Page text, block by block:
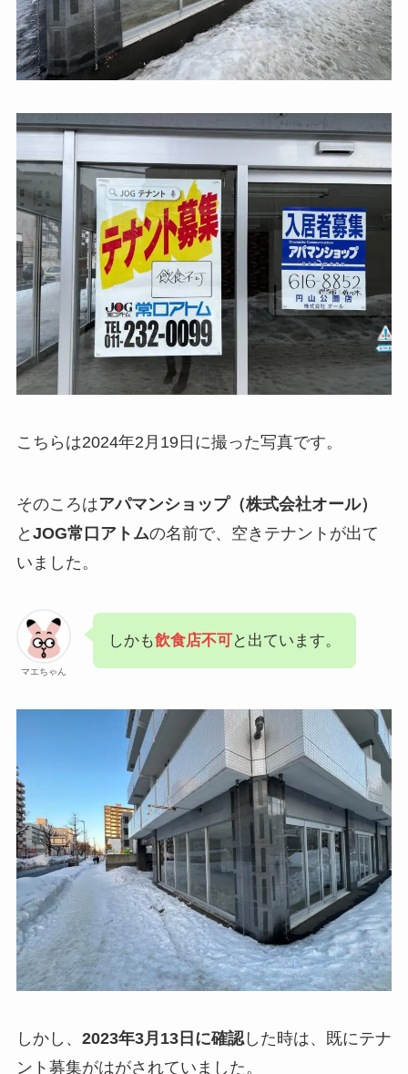
こちらは2024年2月19日に撮った写真です。
そのころはアパマンショップ（株式会社オール）
と JOG常口アトムの名前で、空きテナントが出て
いました。
マエちゃん
しかも飲食店不可と出ています。
しかし、 2023年3月13日に確認した時は、既にテナ
ント募集がはがされていました。